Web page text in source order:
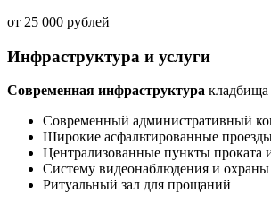
от 25 000 рублей
Инфраструктура и услуги
Современная инфраструктура кладбища
Современный административный
Широкие асфальтированные
Централизованные пункты проката
Систему видеонаблюдения и охраны
Ритуальный зал для прощаний